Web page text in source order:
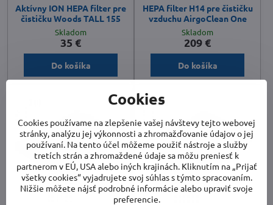
Aktívny ION HEPA filter pre
čističku Woods TALL 155
Skladom
35 €
Do košíka
HEPA filter H14 pre čističku
vzduchu AirgoClean One
Skladom
209 €
Do košíka
Cookies
Cookies používame na zlepšenie vašej návštevy tejto webovej
stránky, analýzu jej výkonnosti a zhromažďovanie údajov o jej
používaní. Na tento účel môžeme použiť nástroje a služby
tretích strán a zhromaždené údaje sa môžu preniesť k
partnerom v EÚ, USA alebo iných krajinách. Kliknutím na „Prijať
všetky cookies“ vyjadrujete svoj súhlas s týmto spracovaním.
Nižšie môžete nájsť podrobné informácie alebo upraviť svoje
preferencie.